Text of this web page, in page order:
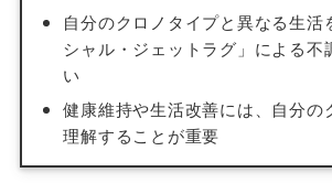
自分のクロノタイプと異なる生活
シャル・ジェットラグ」による不
い
健康維持や生活改善には、自分の
理解することが重要